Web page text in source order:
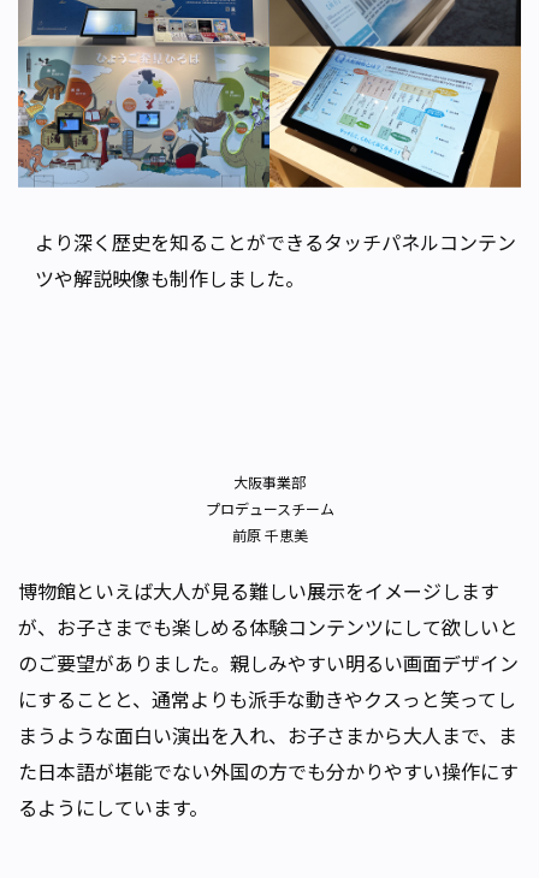
より深く歴史を知ることができるタッチパネルコンテン
ツや解説映像も制作しました。
大阪事業部
プロデュースチーム
前原 千恵美
博物館といえば大人が見る難しい展示をイメージします
が、お子さまでも楽しめる体験コンテンツにして欲しいと
のご要望がありました。親しみやすい明るい画面デザイン
にすることと、通常よりも派手な動きやクスっと笑ってし
まうような面白い演出を入れ、お子さまから大人まで、ま
た日本語が堪能でない外国の方でも分かりやすい操作にす
るようにしています。